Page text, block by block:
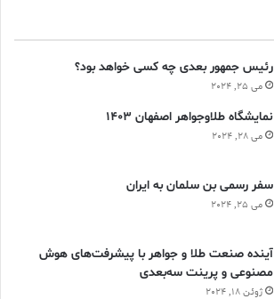
رئیس جمهور بعدی چه کسی خواهد بود؟
می 25, 2024
نمایشگاه طلاوجواهر اصفهان 1403
می 28, 2024
سفر رسمی بن سلمان به ایران
می 25, 2024
آینده صنعت طلا و جواهر با پیشرفت‌های هوش
مصنوعی و پرینت سه‌بعدی
ژوئن 18, 2024